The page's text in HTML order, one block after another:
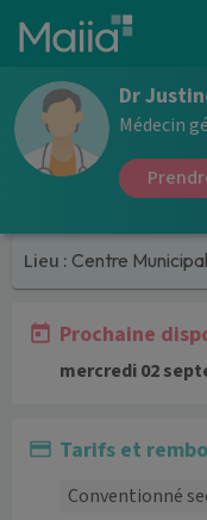
Aller au contenu
Dr
Médecin
Lieu : Centre Municipal de
Prochaine
mercredi 02
Tarifs et
Conventionné